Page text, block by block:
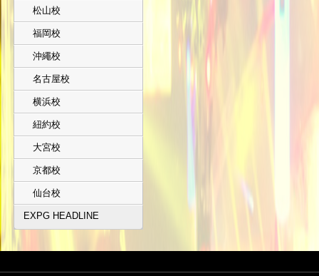
松山校
福岡校
沖繩校
名古屋校
横浜校
紐約校
大宮校
京都校
仙台校
EXPG HEADLINE